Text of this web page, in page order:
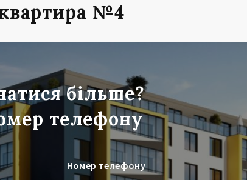
№4
більше?
телефону
Номер телефону